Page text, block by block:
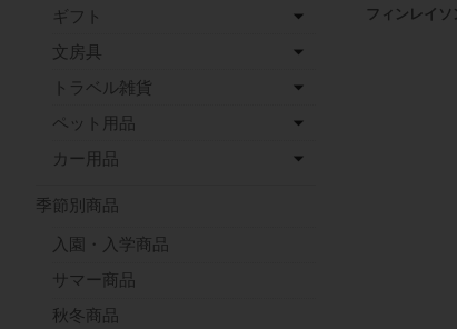
フィンレイソ
ギフト
文房具
トラベル雑貨
ペット用品
カー用品
季節別商品
入園・入学商品
サマー商品
秋冬商品